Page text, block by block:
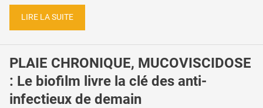
LIRE LA SUITE
PLAIE CHRONIQUE, MUCOVISCIDOSE
: Le biofilm livre la clé des anti-
infectieux de demain